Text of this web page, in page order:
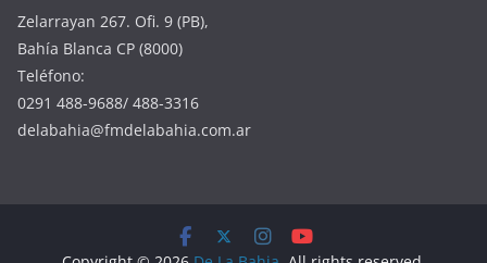
Zelarrayan 267. Ofi. 9 (PB),
Bahía Blanca CP (8000)
Teléfono:
0291 488-9688/ 488-3316
delabahia@fmdelabahia.com.ar